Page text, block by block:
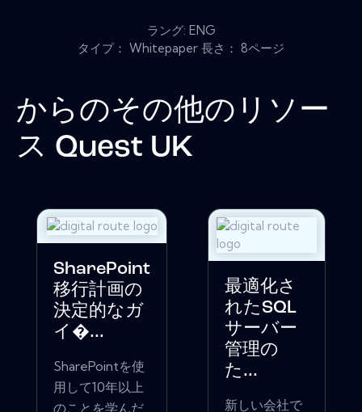
ラング: ENG
タイプ： Whitepaper 長さ： 8ページ
からのその他のリソー
ス Quest UK
SharePoint
移行計画の
決定的なガ
イ�...
SharePointを使
用して10年以上
のことを学んだ
最適化さ
れたSQL
サーバー
管理の
た...
新しい会社で